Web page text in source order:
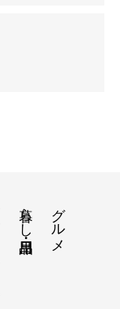
グルメ
暮らし・日用品